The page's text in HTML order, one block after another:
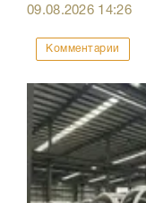
09.08.2026 14:26
Комментарии